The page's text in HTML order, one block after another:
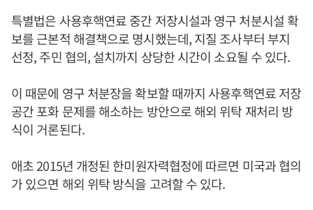
특별법은 사용후핵연료 중간 저장시설과 영구 처분시설 확
보를 근본적 해결책으로 명시했는데, 지질 조사부터 부지
선정, 주민 협의, 설치까지 상당한 시간이 소요될 수 있다.
이 때문에 영구 처분장을 확보할 때까지 사용후핵연료 저장
공간 포화 문제를 해소하는 방안으로 해외 위탁 재처리 방
식이 거론된다.
애초 2015년 개정된 한미원자력협정에 따르면 미국과 협의
가 있으면 해외 위탁 방식을 고려할 수 있다.